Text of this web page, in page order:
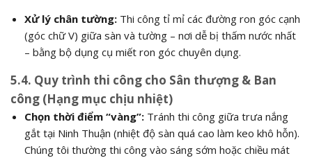
Xử lý chân tường:Thi công tỉ mỉ các đường ron góc cạnh
(góc chữ V) giữa sàn và tường – nơi dễ bị thấm nước nhất
– bằng bộ dụng cụ miết ron góc chuyên dụng.
5.4. Quy trình thi công cho Sân thượng & Ban
công (Hạng mục chịu nhiệt)
Chọn thời điểm “vàng”:Tránh thi công giữa trưa nắng
gắt tại Ninh Thuận (nhiệt độ sàn quá cao làm keo khô hỗn).
Chúng tôi thường thi công vào sáng sớm hoặc chiều mát